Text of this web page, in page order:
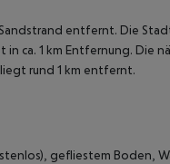
entfernt. Die
ca. 1 km Entfernung. Die
rund 1 km entfernt.
gefliestem Boden,